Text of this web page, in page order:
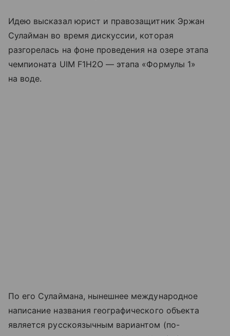
Идею высказал юрист и правозащитник Эржан
Сулайман во время дискуссии, которая
разгорелась на фоне проведения на озере этапа
чемпионата UIM F1H2O — этапа «Формулы 1»
на воде.
По его Сулаймана, нынешнее международное
написание названия географического объекта
является русскоязычным вариантом (по-